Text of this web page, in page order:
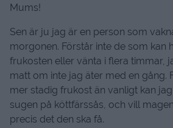
Mums!
Sen är ju jag är en person som
morgonen. Förstår inte de som kan
frukosten eller vänta i flera timmar,
matt om inte jag äter med en gång.
mer stadig frukost än vanligt kan
sugen på köttfärssås, och vill
precis det den ska få.